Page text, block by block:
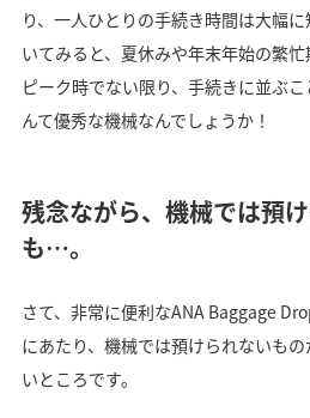
り、一人ひとりの手続き時間は大幅
いてみると、夏休みや年末年始の繁
ピーク時でない限り、手続きに並ぶ
んて優秀な機械なんでしょうか！
残念ながら、機械では預
も…。
さて、非常に便利なANA Baggage
にあたり、機械では預けられないも
いところです。